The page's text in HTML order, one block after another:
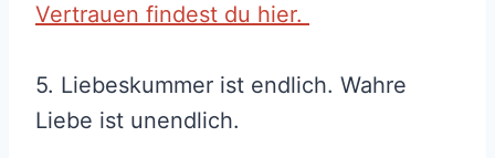
Vertrauen findest du hier.
5. Liebeskummer ist endlich. Wahre
Liebe ist unendlich.